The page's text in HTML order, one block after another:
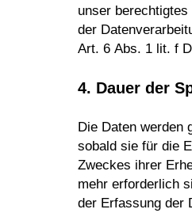
unser
der
Art. 6 Abs. 1 lit. f
4. Dauer der
Die Daten werden
sobald sie für die
Zweckes ihrer
mehr erfor­der­lich
der Erfas­sung der